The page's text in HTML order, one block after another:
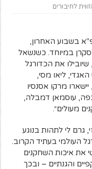
לחיבורים
בשבוע האחרון,
במיוחד. כשנשאל
את הכדורגל
ליאו מסי,
מרקו אסנסיו
עוסמאן דמבלה,
מעולים״.
גרם לי לתהות בנוגע
העולמי בעתיד הקרוב.
את איכות השחקנים
והגנתיים – ובכך